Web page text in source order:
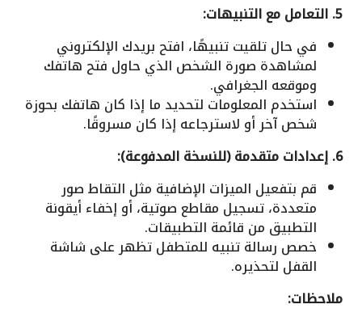
5. التعامل مع التنبيهات:
في حال تلقيت تنبيهًا، افتح بريدك الإلكتروني
لمشاهدة صورة الشخص الذي حاول فتح هاتفك
وموقعه الجغرافي.
استخدم المعلومات لتحديد ما إذا كان هاتفك بحوزة
شخص آخر أو لاسترجاعه إذا كان مسروقًا.
6. إعدادات متقدمة (للنسخة المدفوعة):
قم بتفعيل الميزات الإضافية مثل التقاط صور
متعددة، تسجيل مقاطع صوتية، أو إخفاء أيقونة
التطبيق من قائمة التطبيقات.
خصص رسالة تنبيه للمتطفل تظهر على شاشة
القفل لتحذيره.
ملاحظات: